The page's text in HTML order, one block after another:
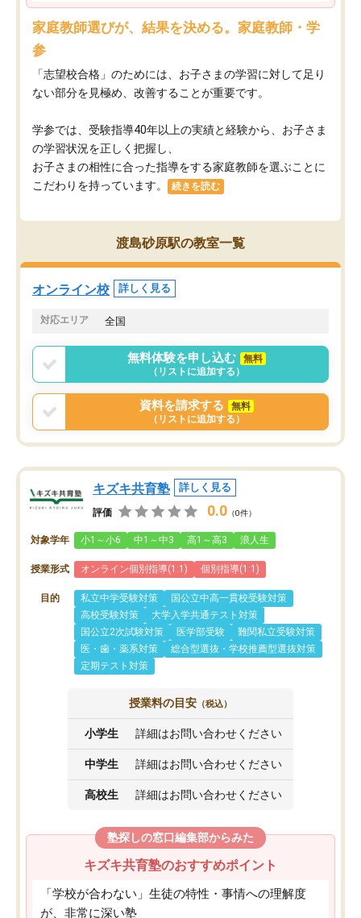
家庭教師選びが、結果を決める。家庭教師・学
参
「志望校合格」のためには、お子さまの学習に対して足り
ない部分を見極め、改善することが重要です。
学参では、受験指導40年以上の実績と経験から、お子さま
の学習状況を正しく把握し、
お子さまの相性に合った指導をする家庭教師を選ぶことに
こだわりを持っています。
続きを読む
渡島砂原駅の教室一覧
オンライン校 詳しく見る
対応エリア 全国
無料体験を申し込む
無料
（リストに追加する）
資料を請求する
無料
（リストに追加する）
キズキ共育塾 詳しく見る
評価 0.0 （0件）
対象学年 小1～小6 中1～中3 高1～高3 浪人生
授業形式 オンライン個別指導(1:1) 個別指導(1:1)
目的 私立中学受験対策
国公立中高一貫校受験対策
高校受験対策
大学入学共通テスト対策
国公立2次試験対策
医学部受験
難関私立受験対策
医・歯・薬系対策
総合型選抜・学校推薦型選抜対策
定期テスト対策
授業料の目安 （税込）
小学生 詳細はお問い合わせください
中学生 詳細はお問い合わせください
高校生 詳細はお問い合わせください
塾探しの窓口編集部からみた
キズキ共育塾のおすすめポイント
「学校が合わない」生徒の特性・事情への理解度
が、非常に深い塾